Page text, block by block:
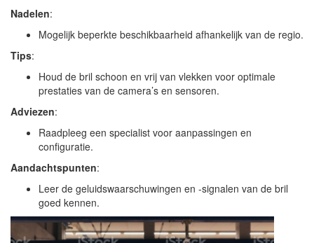
Nadelen:
Mogelijk beperkte beschikbaarheid afhankelijk van de regio.
Tips:
Houd de bril schoon en vrij van vlekken voor optimale
prestaties van de camera’s en sensoren.
Adviezen:
Raadpleeg een specialist voor aanpassingen en
configuratie.
Aandachtspunten:
Leer de geluidswaarschuwingen en -signalen van de bril
goed kennen.